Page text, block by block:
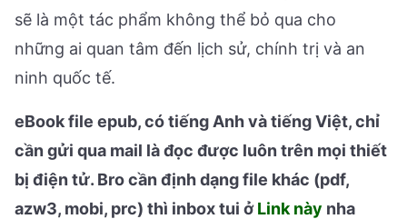
sẽ là một tác phẩm không thể bỏ qua cho
những ai quan tâm đến lịch sử, chính trị và an
ninh quốc tế.
eBook file epub, có tiếng Anh và tiếng Việt, chỉ
cần gửi qua mail là đọc được luôn trên mọi thiết
bị điện tử. Bro cần định dạng file khác (pdf,
azw3, mobi, prc) thì inbox tui ởLink này nha